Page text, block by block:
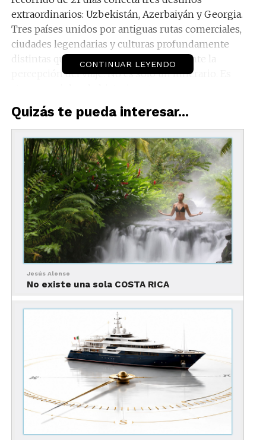
extraordinarios: Uzbekistán, Azerbaiyán y Georgia.
Tres países unidos por antiguas rutas comerciales,
ciudades legendarias y culturas profundamente
distintas que transforman completamente la
percepción del viaje. No es solo un itinerario. Es
montañas, bazares y tradiciones que siguen vivas
hasta hoy.
CONTINUAR LEYENDO
Quizás te pueda interesar...
Jesús Alonso
No existe una sola COSTA RICA